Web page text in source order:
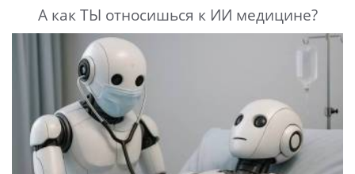
А как ТЫ относишься к ИИ медицине?